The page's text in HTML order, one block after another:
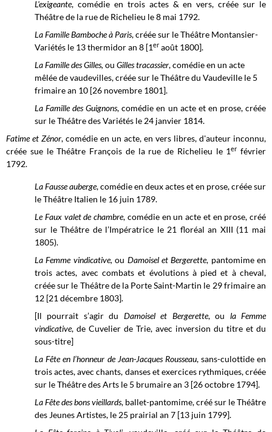
L'exigeante, comédie en trois actes & en vers, créée sur le
Théâtre de la rue de Richelieu le 8 mai 1792.
La Famille Bamboche à Paris, créée sur leThéâtre Montansier-
Variétés le 13 thermidor an 8 [1er août 1800].
La Famille des Gilles, ou Gilles tracassier, comédie en un acte
mêlée de vaudevilles, créée sur le Théâtre du Vaudeville le 5
frimairean 10 [26 novembre 1801].
La Famille des Guignons, comédie en un acte et en prose, créée
sur leThéâtre des Variétés le 24 janvier 1814.
Fatime et Zénor, comédie en un acte, en vers libres, d'auteur inconnu,
créée sue leThéâtre François de la rue de Richelieu le 1er février
1792.
La Fausse auberge, comédie en deux actes et en prose, créée sur
le Théâtre Italien le 16 juin 1789.
Le Faux valet de chambre, comédie en un acte et en prose, créé
sur le Théâtre de l’Impératrice le 21 floréal an XIII (11 mai
1805).
La Femme vindicative,ou Damoisel et Bergerette, pantomime en
trois actes, avec combats et évolutions à pied et à cheval,
créée sur le Théâtre de la Porte Saint-Martin le 29 frimairean
12 [21 décembre 1803].
[Il pourrait s’agir du Damoisel et Bergerette, ou la Femme
vindicative, de Cuvelier de Trie, avec inversion du titre et du
sous-titre]
La Fête en l’honneur de Jean-Jacques Rousseau, sans-culottide en
trois actes, avec chants, danses et exercices rythmiques, créée
sur le Théâtre des Arts le 5 brumaire an 3 [26 octobre 1794].
La Fête des bons vieillards, ballet-pantomime, créé sur le Théâtre
des Jeunes Artistes, le 25 prairial an 7 [13 juin 1799].